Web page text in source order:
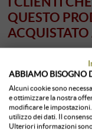
QUESTO
ABBIAMO BISOGNO
Alcuni cookie sono
e ottimizzare la nostra
modificare le
utilizzo dei dati. Il
Ulteriori informazioni